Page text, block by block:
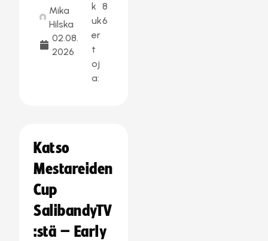
Mika
Hilska
02.08.
2026
k
uk
er
t
oj
a:
8
6
Katso
Mestareiden
Cup
SalibandyTV
:stä – Early